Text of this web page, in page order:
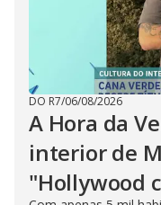
DO R7/06/08/2026
A Hora da
interior de
"Hollywood